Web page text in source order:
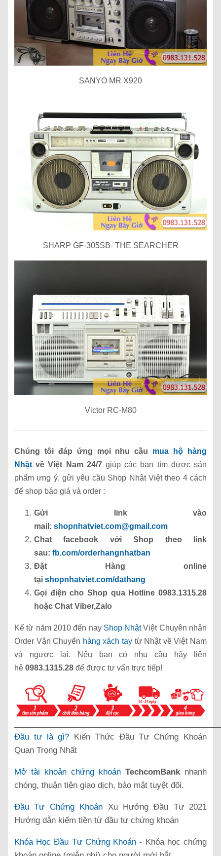
SANYO MR X920
SHARP GF-305SB- THE SEARCHER
Victor RC-M80
Chúng tôi đáp ứng mọi nhu cầu mua hộ hàng
Nhật về Việt Nam 24/7giúp các bạn tìm được sản
phẩm ưng ý, gửi yêu cầu Shop Nhật Việt theo 4 cách
để shop báo giá và order :
Gửi link vào
mail: shopnhatviet.com@gmail.com
Chat facebook với Shop theo link
sau: fb.com/orderhangnhatban
Đặt Hàng online
tại shopnhatviet.com/dathang
Gọi điện cho Shop qua Hotline 0983.1315.28
hoặc Chat Viber,Zalo
Kể từ năm 2010 đến nay Shop NhậtViệt Chuyên nhận
Order Vận Chuyển hàng xách tay từ Nhật về Việt Nam
và ngược lại. Nếu bạn có nhu cầu hãy liên
hệ 0983.1315.28 để được tư vấn trực tiếp!
Đầu tư là gì? Kiến Thức Đầu Tư Chứng Khoán
Quan Trọng Nhất
Mở tài khoản chứng khoán TechcomBank nhanh
chóng, thuận tiện giao dịch, bảo mật tuyệt đối.
Đầu Tư Chứng Khoán Xu Hướng Đầu Tư 2021
Hướng dẫn kiếm tiền từ đầu tư chứng khoán
Khóa Học Đầu Tư Chứng Khoán - Khóa học chứng